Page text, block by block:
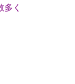
く